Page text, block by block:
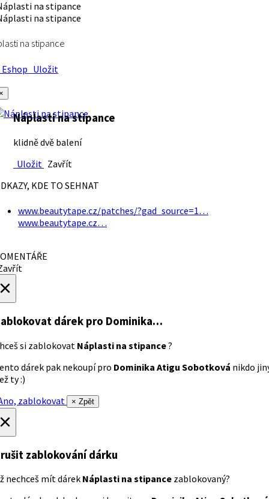
na stipance
Uložit
Náplasti na stipance
klidně dvě balení
Uložit Zavřít
KDE TO SEHNAT
www.beautytape.cz/patches/?gad_source=1…
www.beautytape.cz…
dárek pro Dominika…
si zablokovat Náplasti na stipance?
dárek pak nekoupí pro Dominika Atigu Sobotková nikdo
ty :)
zablokovat
× Zpět
zablokování dárku
nechceš mít dárek Náplasti na stipance zablokovaný?